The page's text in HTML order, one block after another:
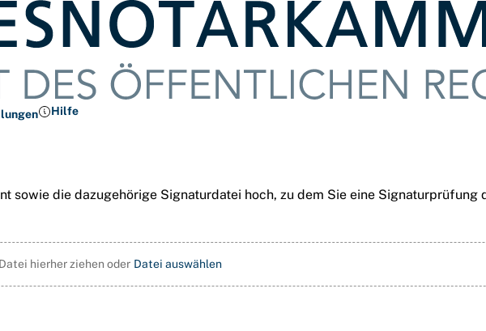
Hilfe
sowie die dazugehörige Signaturdatei hoch, zu dem Sie eine Signaturprüfung
Datei hierher ziehen oder Datei auswählen